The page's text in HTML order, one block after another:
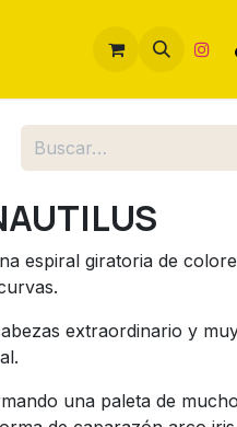
espiral giratoria de
extraordinario y
una paleta de